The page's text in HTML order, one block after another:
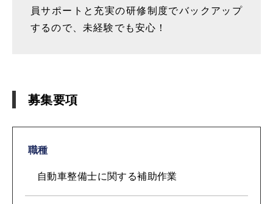
員サポートと充実の研修制度でバックアップ
するので、未経験でも安心！
募集要項
職種
自動車整備士に関する補助作業